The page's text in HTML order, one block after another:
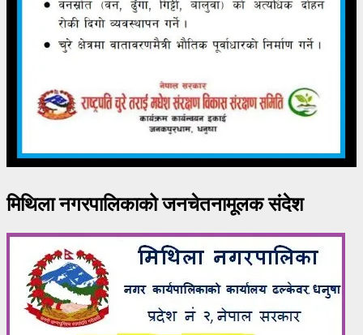
मिथिला नगरपालिकाको जनचेतनामूलक संदेश